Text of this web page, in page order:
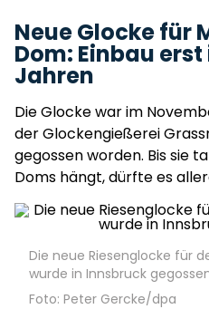
Neue Glocke für
Dom: Einbau
Jahren
Die Glocke war im
der Glockengießerei
gegossen worden. Bis sie
Doms hängt, dürfte es
Die neue Riesenglocke für
wurde in Innsbruck
Foto: Peter Gercke/dpa